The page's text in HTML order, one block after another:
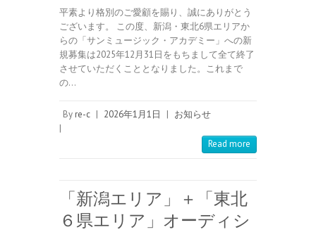
平素より格別のご愛顧を賜り、誠にありがとう
ございます。 この度、新潟・東北6県エリアか
らの「サンミュージック・アカデミー」への新
規募集は2025年12月31日をもちまして全て終了
させていただくこととなりました。これまで
の…
By re-c | 2026年1月1日 | お知らせ
|
Read more
「新潟エリア」＋「東北
６県エリア」オーディシ